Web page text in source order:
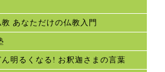
あなただけの仏教入門
明るくなる! お釈迦さまの言葉